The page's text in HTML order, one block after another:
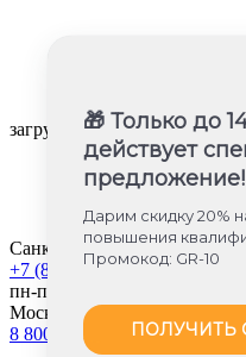
загрузка карты...
Санкт-Петербург
+7 (812) 605-85-58
пн-пт с 9:00 до 18:00
Москва
8 800 350-45-56
🎁 Только до
действует
предложение!
Дарим скидку 20%
повышения
Промокод: GR-10
ПОЛУЧИТЬ